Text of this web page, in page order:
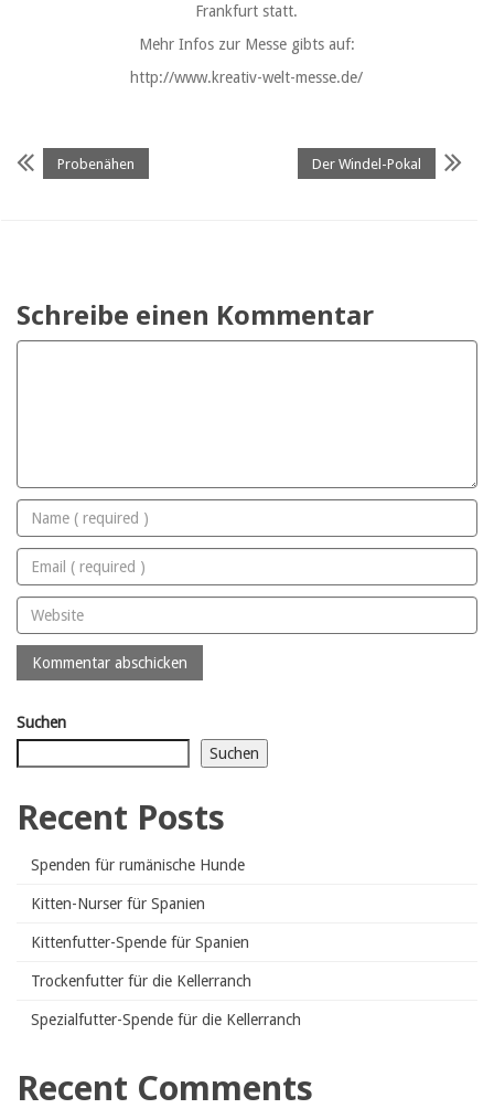
Frankfurt statt.
Mehr Infos zur Messe gibts auf:
http://www.kreativ-welt-messe.de/
Probenähen Der Windel-Pokal
Schreibe einen Kommentar
Suchen
Suchen
Recent Posts
Spenden für rumänische Hunde
Kitten-Nurser für Spanien
Kittenfutter-Spende für Spanien
Trockenfutter für die Kellerranch
Spezialfutter-Spende für die Kellerranch
Recent Comments